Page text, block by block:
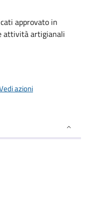
approvato in
attività artigianali
azioni